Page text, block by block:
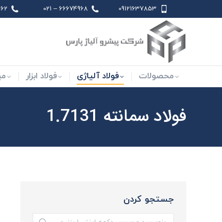
09121637853
66674968 – 021
محصولات فولاد آلیاژی فولاد ابزار
فولاد سمانته 1.7131
جستجو کردن
جستجو:
محصولات